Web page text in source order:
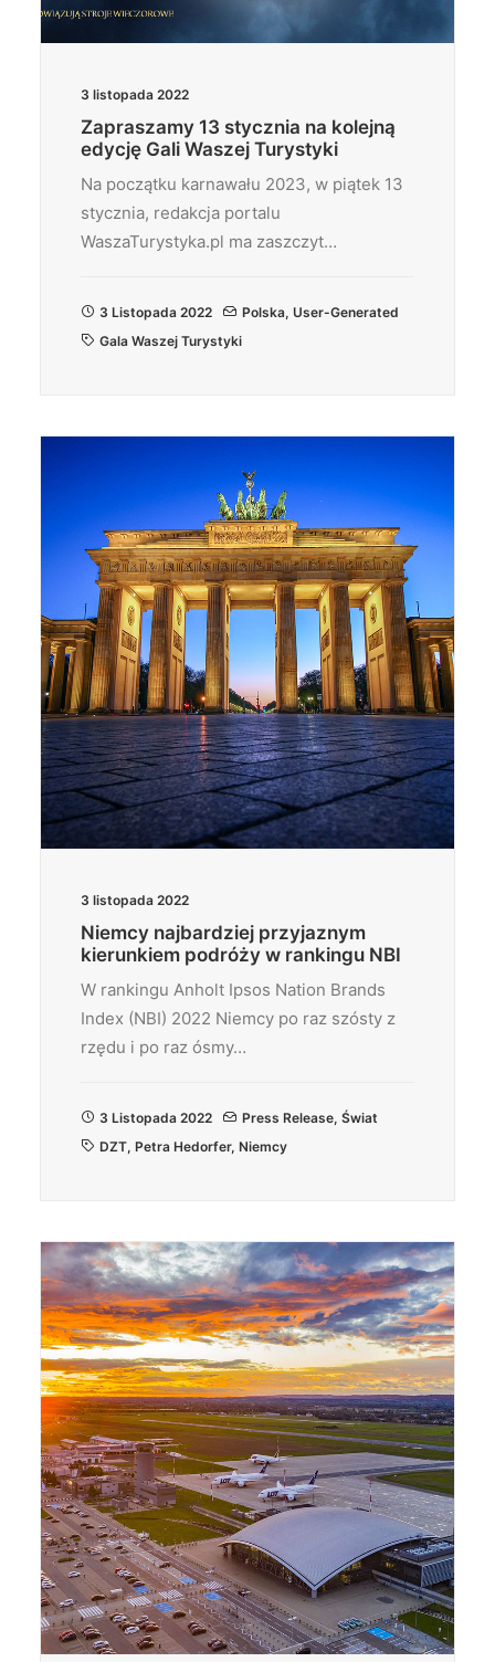
3 listopada 2022
Zapraszamy 13 stycznia na kolejną
edycję Gali Waszej Turystyki
Na początku karnawału 2023, w piątek 13
stycznia, redakcja portalu
WaszaTurystyka.pl ma zaszczyt…
3 Listopada 2022 Polska, User-Generated
Gala Waszej Turystyki
3 listopada 2022
Niemcy najbardziej przyjaznym
kierunkiem podróży w rankingu NBI
W rankingu Anholt Ipsos Nation Brands
Index (NBI) 2022 Niemcy po raz szósty z
rzędu i po raz ósmy…
3 Listopada 2022 Press Release, Świat
DZT, Petra Hedorfer, Niemcy